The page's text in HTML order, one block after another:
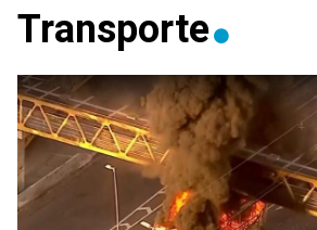
Transporte